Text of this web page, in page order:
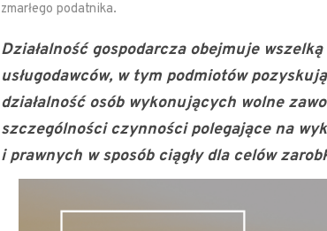
zmarłego podatnika.
Działalność gospodarcza obejmuje
usługodawców, w tym podmiotów
działalność osób wykonujących wolne
szczególności czynności polegające na
i prawnych w sposób ciągły dla celów